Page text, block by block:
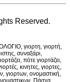
Reserved.
γιορτη, γιορτή,
συναξάρι,
πότε γιορτάζει,
κινητες, γιορτες,
γιορτων, ονομαστική,
Πάσχα,